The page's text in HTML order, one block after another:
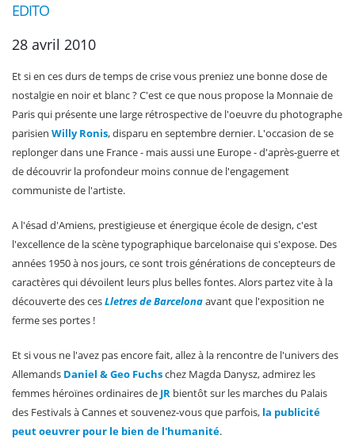
EDITO
28 avril 2010
Et si en ces durs de temps de crise vous preniez une bonne dose de
nostalgie en noir et blanc ? C'est ce que nous propose la Monnaie de
Paris qui présente une large rétrospective de l'oeuvre du photographe
parisien Willy Ronis, disparu en septembre dernier. L'occasion de se
replonger dans une France - mais aussi une Europe - d'après-guerre et
de découvrir la profondeur moins connue de l'engagement
communiste de l'artiste.
A l'ésad d'Amiens, prestigieuse et énergique école de design, c'est
l'excellence de la scène typographique barcelonaise qui s'expose. Des
années 1950 à nos jours, ce sont trois générations de concepteurs de
caractères qui dévoilent leurs plus belles fontes. Alors partez vite à la
découverte des cesLletres de Barcelonaavant que l'exposition ne
ferme ses portes !
Et si vous ne l'avez pas encore fait, allez à la rencontre de l'univers des
Allemands Daniel & Geo Fuchschez Magda Danysz, admirez les
femmes héroïnes ordinaires de JR bientôt sur les marches du Palais
des Festivals à Cannes et souvenez-vous que parfois, la publicité
peut oeuvrer pour le bien de l'humanité.